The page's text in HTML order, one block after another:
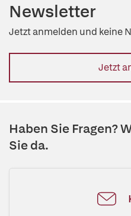
Newsletter
Jetzt anmelden und keine
Jetzt
Haben Sie Fragen?
Sie da.